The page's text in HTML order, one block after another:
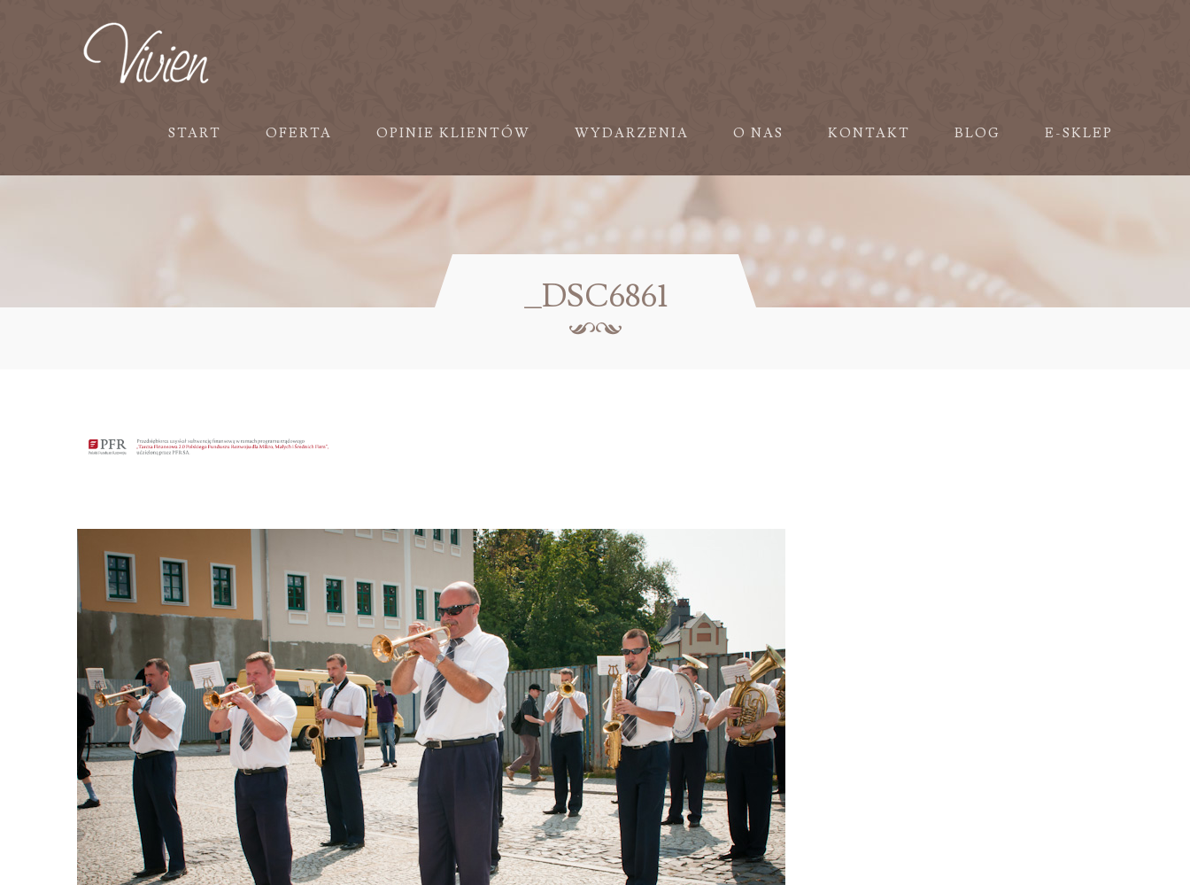
START OFERTA OPINIE KLIENTÓW WYDARZENIA O NAS KONTAKT BLOG E-SKLEP
_DSC6861